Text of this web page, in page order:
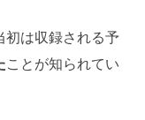
初は収録される予
ことが知られてい